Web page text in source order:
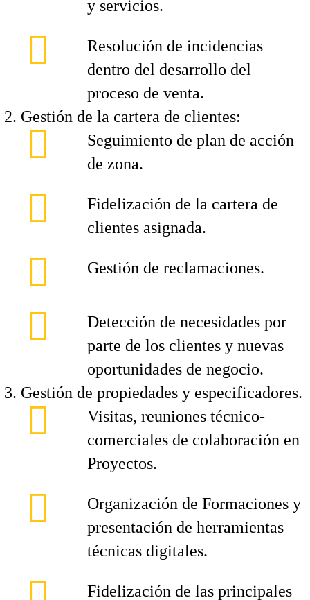
y servicios.
Resolución de incidencias
dentro del desarrollo del
proceso de venta.
Gestión de la cartera de clientes:
Seguimiento de plan de acción
de zona.
Fidelización de la cartera de
clientes asignada.
Gestión de reclamaciones.
Detección de necesidades por
parte de los clientes y nuevas
oportunidades de negocio.
Gestión de propiedades y especificadores.
Visitas, reuniones técnico-
comerciales de colaboración en
Proyectos.
Organización de Formaciones y
presentación de herramientas
técnicas digitales.
Fidelización de las principales